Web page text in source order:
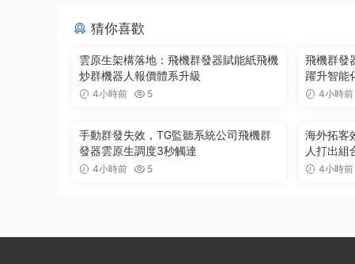
猜你喜歡
雲原生架構落地：飛機群發器賦能紙飛機
炒群機器人報價體系升級
4小時前 5
飛機群發
躍升智能
4小時前
手動群發失效，TG監聽系統公司飛機群
發器雲原生調度3秒觸達
4小時前 5
海外拓客
人打出組
4小時前